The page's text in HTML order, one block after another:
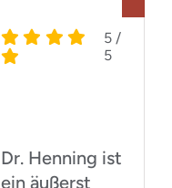
5 /
5
Dr. Henning ist
ein äußerst